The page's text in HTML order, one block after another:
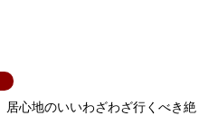
心地のいいわざわざ行くべき絶